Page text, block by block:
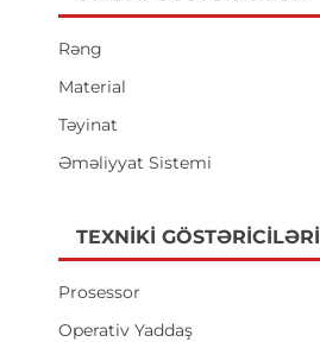
Rəng
Material
Təyinat
Əməliyyat Sistemi
TEXNIKI GÖSTƏRICILƏRI
Prosessor
Operativ Yaddaş